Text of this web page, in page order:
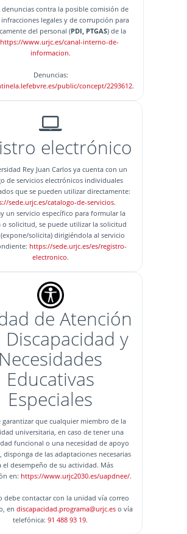
denuncias contra la posible comisión de
legales y de corrupción para
del personal (PDI, PTGAS) de la
https://www.urjc.es/canal-interno-de-
informacion.
Denuncias:
public/concept/2293612.
electrónico
Rey Juan Carlos ya cuenta con un
de servicios electrónicos individuales
que se pueden utilizar directamente:
sede.urjc.es/catalogo-de-servicios.
un servicio específico para formular la
o solicitud, se puede utilizar la solicitud
solicita) dirigiéndola al servicio
https://sede.urjc.es/es/registro-
electronico.
de Atención
Discapacidad y
Necesidades
Educativas
Especiales
garantizar que cualquier miembro de la
universitaria, en caso de tener una
funcional o una necesidad de apoyo
disponga de las adaptaciones necesarias
el desempeño de su actividad. Más
en: https://www.urjc2030.es/uapdnee/.
debe contactar con la unidad vía correo
en discapacidad.programa@urjc.eso vía
telefónica:91 488 93 19.